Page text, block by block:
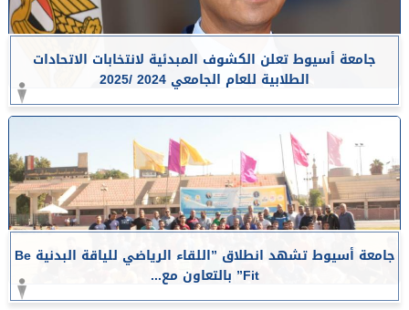
جامعة أسيوط تعلن الكشوف المبدئية لانتخابات الاتحادات
الطلابية للعام الجامعي 2024 /2025
جامعة أسيوط تشهد انطلاق ”اللقاء الرياضي للياقة البدنية Be
Fit” بالتعاون مع...